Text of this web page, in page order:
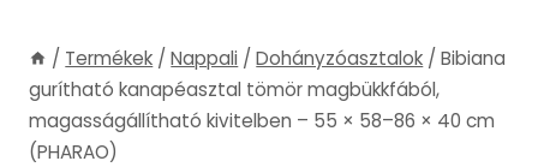
/ Termékek / Nappali / Dohányzóasztalok / Bibiana
gurítható kanapéasztal tömör magbükkfából,
magasságállítható kivitelben – 55 × 58–86 × 40 cm
(PHARAO)